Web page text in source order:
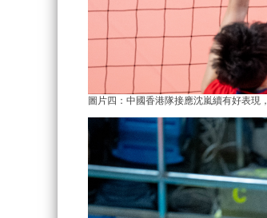
圖片四：中國香港隊接應沈嵐續有好表現，